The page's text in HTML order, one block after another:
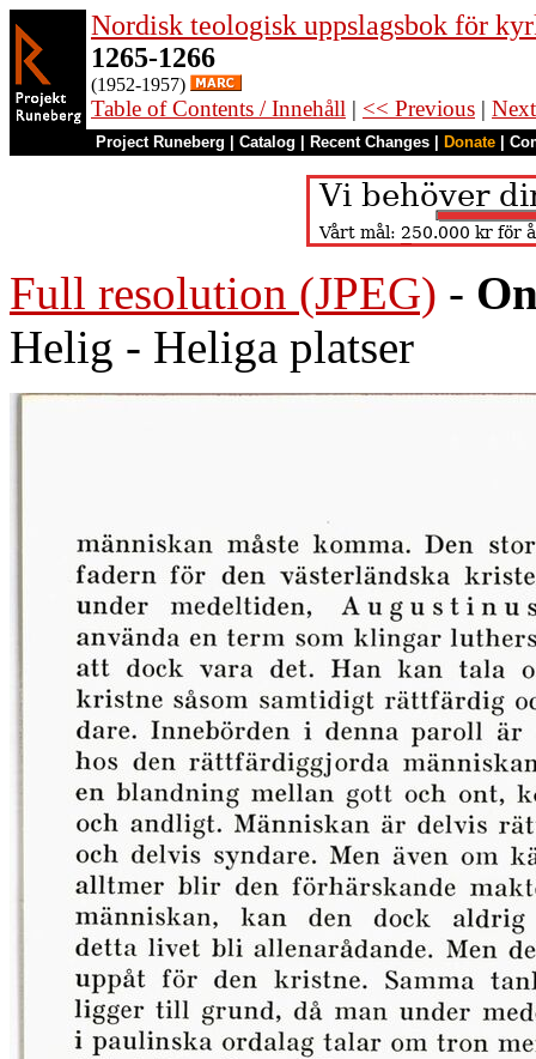
Nordisk teologisk uppslagsbok för
1265-1266
(1952-1957)
Table of Contents / Innehåll | << Previous |
Project Runeberg Catalog Recent Changes Donate
Full resolution (JPEG) -
Helig - Heliga platser